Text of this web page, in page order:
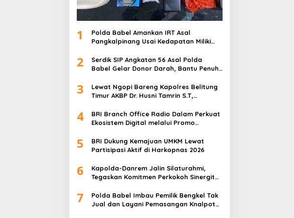
1
Polda Babel Amankan IRT Asal
Pangkalpinang Usai Kedapatan Miliki
2
Serdik SIP Angkatan 56 Asal Polda
Babel Gelar Donor Darah, Bantu Penuhi
3
Lewat Ngopi Bareng Kapolres Belitung
Timur AKBP Dr. Husni Tamrin S.T,
Awak Media
4
BRI Branch Office Radio Dalam Perkuat
Ekosistem Digital melalui Promo
5
BRI Dukung Kemajuan UMKM Lewat
Partisipasi Aktif di Harkopnas 2026
6
Kapolda-Danrem Jalin Silaturahmi,
Tegaskan Komitmen Perkokoh Sinergitas
7
Polda Babel Imbau Pemilik Bengkel Tak
Jual dan Layani Pemasangan Knalpot